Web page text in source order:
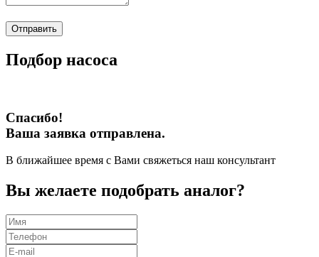
Отправить
Подбор насоса
Спасибо!
Ваша заявка отправлена.
В ближайшее время с Вами свяжеться наш консультант
Вы желаете подобрать аналог?